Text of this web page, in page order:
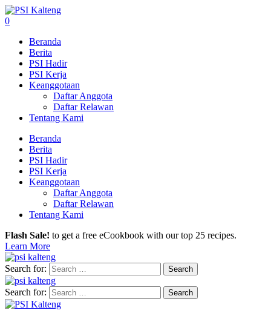
0
Beranda
Berita
PSI Hadir
PSI Kerja
Keanggotaan
Daftar Anggota
Daftar Relawan
Tentang Kami
Beranda
Berita
PSI Hadir
PSI Kerja
Keanggotaan
Daftar Anggota
Daftar Relawan
Tentang Kami
Flash Sale! to get a free eCookbook with our top 25 recipes.
Learn More
Search for:
Search for: